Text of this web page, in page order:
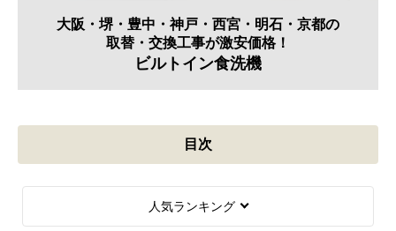
大阪・堺・豊中・神戸・西宮・明石・京都の
取替・交換工事が激安価格！
ビルトイン食洗機
目次
人気ランキング